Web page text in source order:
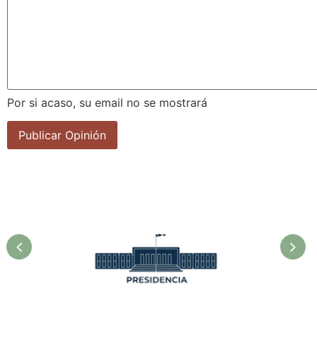
Por si acaso, su email no se mostrará